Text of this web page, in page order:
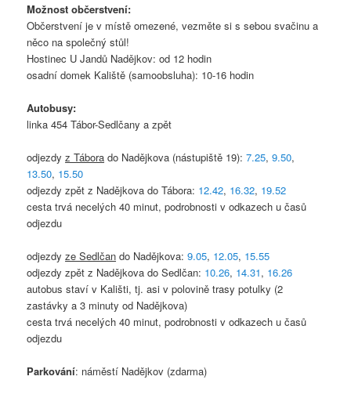
Možnost občerstvení:
Občerstvení je v místě omezené, vezměte si s sebou svačinu a
něco na společný stůl!
Hostinec U Jandů Nadějkov: od 12 hodin
osadní domek Kaliště (samoobsluha): 10-16 hodin
Autobusy:
linka 454 Tábor-Sedlčany a zpět
odjezdyz Tábora do Nadějkova (nástupiště 19):7.25,9.50,
13.50, 15.50
odjezdy zpět z Nadějkova do Tábora: 12.42, 16.32, 19.52
cesta trvá necelých 40 minut, podrobnosti v odkazech u časů
odjezdu
odjezdyze Sedlčan do Nadějkova:9.05, 12.05, 15.55
odjezdy zpět z Nadějkova do Sedlčan: 10.26, 14.31, 16.26
autobus staví v Kališti, tj. asi v polovině trasy potulky (2
zastávky a 3 minuty od Nadějkova)
cesta trvá necelých 40 minut, podrobnosti v odkazech u časů
odjezdu
Parkování: náměstí Nadějkov (zdarma)